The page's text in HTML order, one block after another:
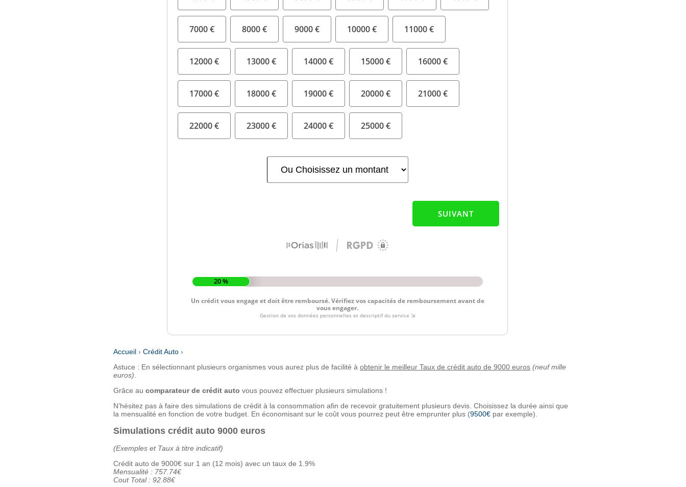
Accueil › Crédit Auto ›
Astuce : En sélectionnant plusieurs organismes vous aurez plus de facilité à obtenir le meilleur Taux de crédit auto de 9000 euros (neuf mille
euros)
Grâce au comparateur de crédit auto vous pouvez effectuer plusieurs simulations !
N’hésitez pas à faire des simulations de crédit à la consommation afin de recevoir gratuitement plusieurs devis. Choisissez la durée ainsi que
la mensualité en fonction de votre budget. En économisant sur le coût vous pourrez peut être emprunter plus (9500€ par exemple).
Simulations crédit auto 9000 euros
(Exemples et Taux à titre indicatif)
Crédit auto de 9000€ sur 1 an (12 mois) avec un taux de 1.9%
Mensualité : 757.74€
Cout Total : 92.88€